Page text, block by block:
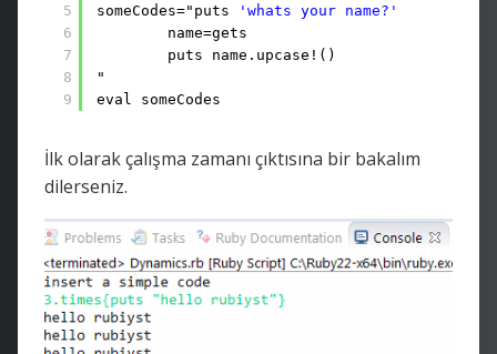
5
6
7
8
9
someCodes="puts
'whats your name?'
name=gets
puts name.upcase!()
"
eval someCodes
İlk olarak çalışma zamanı çıktısına bir bakalım
dilerseniz.